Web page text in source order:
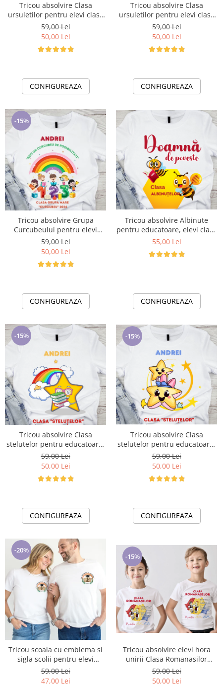
Tricou absolvire Clasa
ursuletilor pentru elevi clasa
4 sau gradinita ABS1073
59,00 Lei
50,00 Lei
CONFIGUREAZA
Tricou absolvire Clasa
ursuletilor pentru elevi clasa
4 sau gradinita ABS1078
59,00 Lei
50,00 Lei
CONFIGUREAZA
-15%
Tricou absolvire Grupa
Curcubeului pentru elevi
clasa 4 sau gradinita ABS1086
59,00 Lei
50,00 Lei
CONFIGUREAZA
Tricou absolvire Albinute
pentru educatoare, elevi clasa
4 sau gradinita ABS10890
55,00 Lei
CONFIGUREAZA
-15%
Tricou absolvire Clasa
stelutelor pentru educatoare,
elevi clasa 4 sau gradinita
ABS10892
59,00 Lei
50,00 Lei
CONFIGUREAZA
-15%
Tricou absolvire Clasa
stelutelor pentru educatoare,
elevi clasa 4 sau gradinita
ABS10893
59,00 Lei
50,00 Lei
CONFIGUREAZA
-20%
Tricou scoala cu emblema si
sigla scolii pentru elevi
ABS10913
59,00 Lei
47,00 Lei
-15%
Tricou absolvire elevi hora
unirii Clasa Romanasilor
ABS11201
59,00 Lei
50,00 Lei